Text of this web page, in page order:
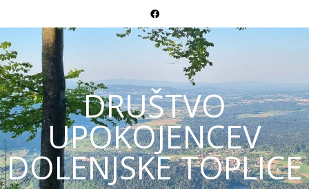
DRUŠTVO
UPOKOJENCEV
DOLENJSKE TOPLICE